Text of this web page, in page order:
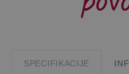
SPECIFIKACIJE